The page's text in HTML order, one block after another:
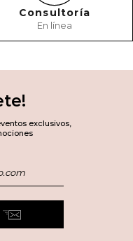
Consultoría
En línea
exclusivos,